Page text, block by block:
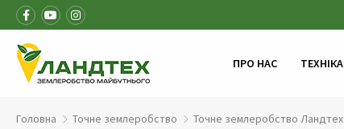
ПРО НАС ТЕХНІКА
Головна Точне землеробство Точне землеробство Ландтех